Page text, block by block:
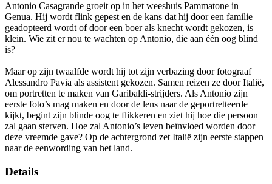
Antonio Casagrande groeit op in het weeshuis Pammatone in
Genua. Hij wordt flink gepest en de kans dat hij door een familie
geadopteerd wordt of door een boer als knecht wordt gekozen, is
klein. Wie zit er nou te wachten op Antonio, die aan één oog blind
is?
Maar op zijn twaalfde wordt hij tot zijn verbazing door fotograaf
Alessandro Pavia als assistent gekozen. Samen reizen ze door Italië,
om portretten te maken van Garibaldi-strijders. Als Antonio zijn
eerste foto’s mag maken en door de lens naar de geportretteerde
kijkt, begint zijn blinde oog te flikkeren en ziet hij hoe die persoon
zal gaan sterven. Hoe zal Antonio’s leven beïnvloed worden door
deze vreemde gave? Op de achtergrond zet Italië zijn eerste stappen
naar de eenwording van het land.
Details